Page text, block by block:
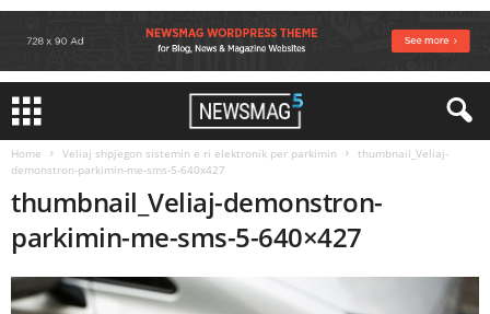
Home Veliaj shpjegon sistemin e ri elektronik per parkimin
thumbnail_Veliaj-
demonstron-parkimin-me-sms-5-640x427
thumbnail_Veliaj-demonstron-
parkimin-me-sms-5-640×427